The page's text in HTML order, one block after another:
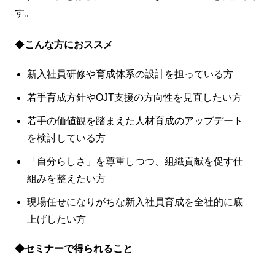
す。
◆こんな方におススメ
新入社員研修や育成体系の設計を担っている方
若手育成方針やOJT支援の方向性を見直したい方
若手の価値観を踏まえた人材育成のアップデート
を検討している方
「自分らしさ」を尊重しつつ、組織貢献を促す仕
組みを整えたい方
現場任せになりがちな新入社員育成を全社的に底
上げしたい方
◆セミナーで得られること